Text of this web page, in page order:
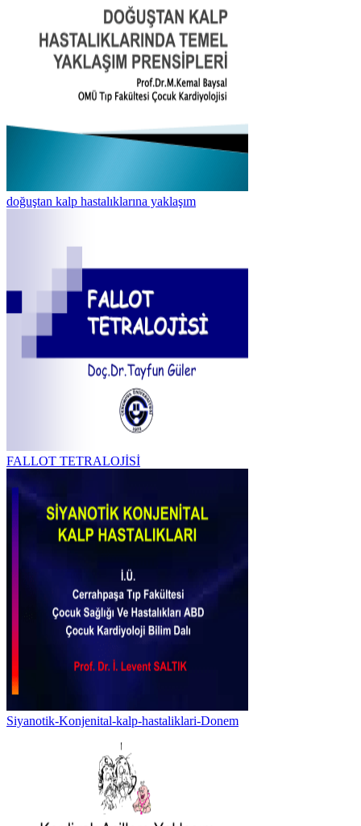
doğuştan kalp hastalıklarına yaklaşım
FALLOT TETRALOJİSİ
Siyanotik-Konjenital-kalp-hastaliklari-Donem